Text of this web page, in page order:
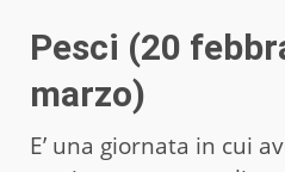
Pesci (20
marzo)
E’ una giornata in cui